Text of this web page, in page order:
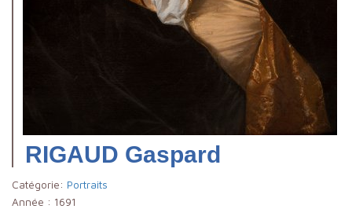
RIGAUD Gaspard
Catégorie: Portraits
Année : 1691